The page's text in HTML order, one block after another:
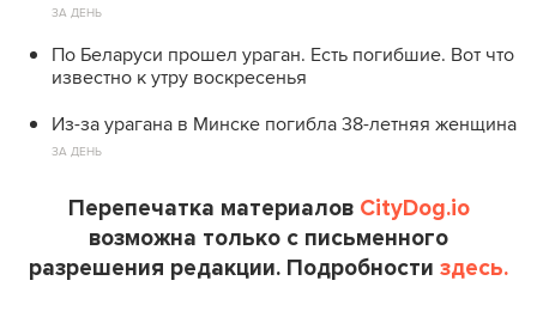
ЗА ДЕНЬ
По Беларуси прошел ураган. Есть погибшие. Вот что
известно к утру воскресенья
Из-за урагана в Минске погибла 38-летняя женщина
ЗА ДЕНЬ
Перепечатка материалов CityDog.io
возможна только с письменного
разрешения редакции. Подробности здесь.